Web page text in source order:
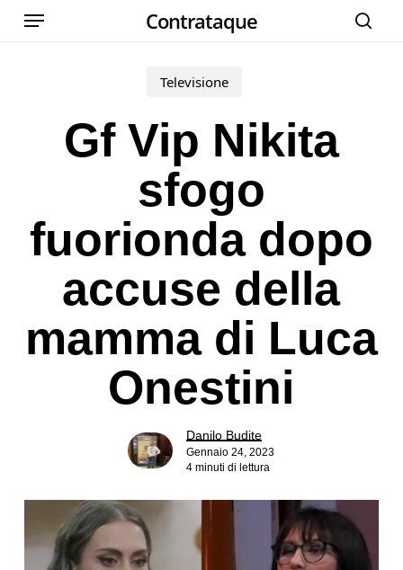
Skip
Contrataque
Menu
Televisione
Gf Vip Nikita
sfogo
fuorionda dopo
accuse della
mamma di Luca
Onestini
Danilo Budite
Gennaio 24, 2023
4 minuti di lettura